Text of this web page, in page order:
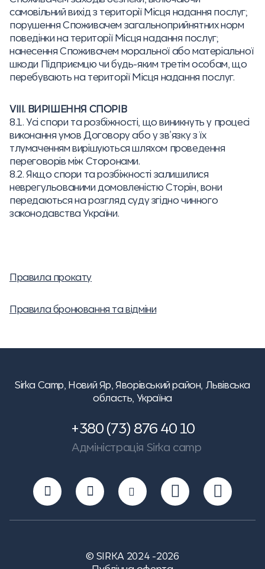
самовільний вихід з території Місця надання послуг;
порушення Споживачем загальноприйнятних норм
поведінки на території Місця надання послуг;
нанесення Споживачем моральної або матеріальної
шкоди Підприємцю чи будь-яким третім особам, що
перебувають на території Місця надання послуг.
VIII. ВИРІШЕННЯ СПОРІВ
8.1. Усі спори та розбіжності, що виникнуть у процесі
виконання умов Договору або у зв’язку з їх
тлумаченням вирішуються шляхом проведення
переговорів між Сторонами.
8.2. Якщо спори та розбіжності залишилися
неврегульованими домовленістю Сторін, вони
передаються на розгляд суду згідно чинного
законодавства України.
Правила прокату
Правила бронювання та відміни
Sirka Camp, Новий Яр, Яворівський район, Львівська
область, Україна
+380 (73) 876 40 10
Адміністрація Sirka camp
© SIRKA 2024 -2026